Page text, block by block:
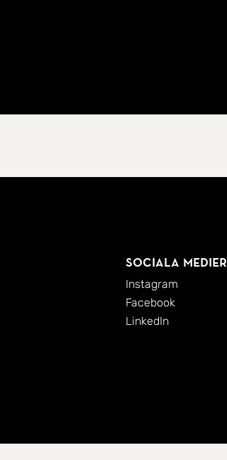
Sociala medier
Instagram
Facebook
LinkedIn